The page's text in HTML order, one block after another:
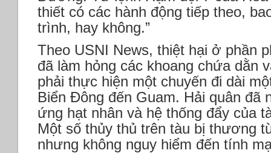
thiết có các hành động tiếp theo,
trình, hay không.”
Theo USNI News, thiệt hại ở phần
đã làm hỏng các khoang chứa dằn
phải thực hiện một chuyến đi dài
Biển Đông đến Guam. Hải quân đã
ứng hạt nhân và hệ thống đẩy của
Một số thủy thủ trên tàu bị thương
nhưng không nguy hiểm đến tính